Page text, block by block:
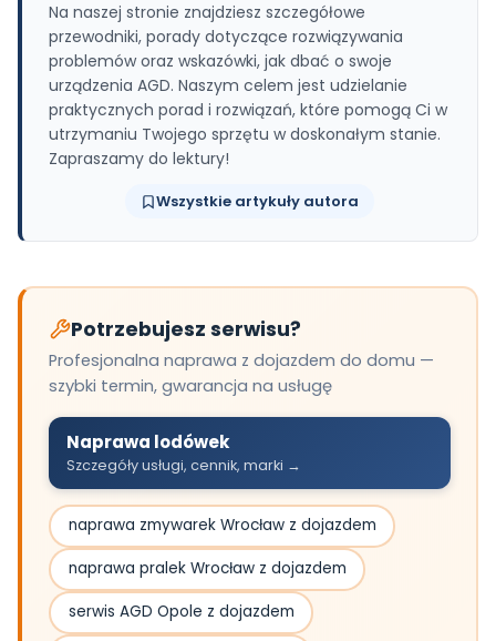
Na naszej stronie znajdziesz szczegółowe
przewodniki, porady dotyczące rozwiązywania
problemów oraz wskazówki, jak dbać o swoje
urządzenia AGD. Naszym celem jest udzielanie
praktycznych porad i rozwiązań, które pomogą Ci w
utrzymaniu Twojego sprzętu w doskonałym stanie.
Zapraszamy do lektury!
Wszystkie artykuły autora
Potrzebujesz serwisu?
Profesjonalna naprawa z dojazdem do domu —
szybki termin, gwarancja na usługę
Naprawa lodówek
Szczegóły usługi, cennik, marki →
naprawa zmywarek Wrocław z dojazdem
naprawa pralek Wrocław z dojazdem
serwis AGD Opole z dojazdem